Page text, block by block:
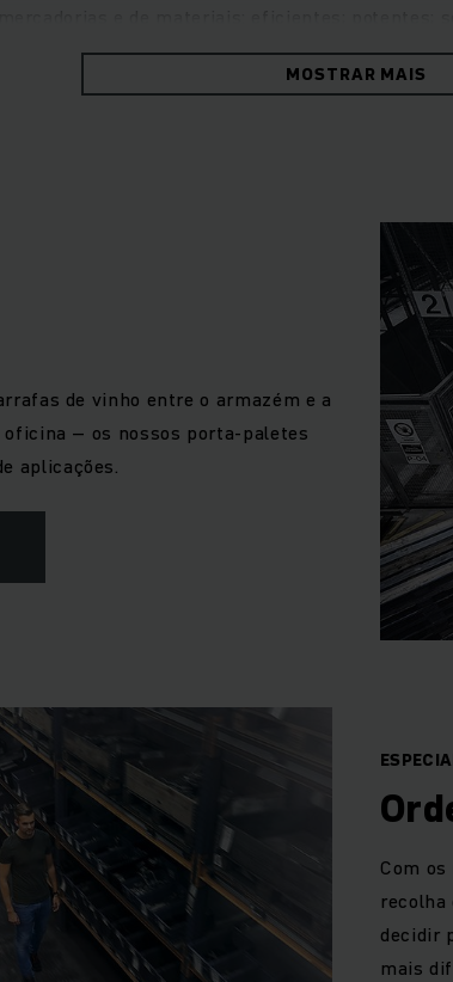
modo que necessita.
de produção – estamos ao seu lado, na
Precisa de elevar, empilhar, movimentar
elétrico, a diesel ou a gás? Ou será que o
consigo vamos encontrar a tecnologia
é vasta e constantemente atualizada. Inclui
order pickers, empilhadores de mastro
shuttles. A ampla escolha entre tipos de
perfeita para as suas tarefas
MOSTRAR MAIS
de vinho entre o armazém e a
– os nossos porta-paletes
aplicações.
Com
decidir
mais